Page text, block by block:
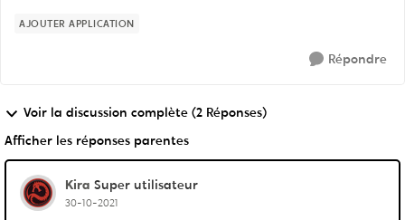
AJOUTER APPLICATION
Répondre
Voir la discussion complète (2 Réponses)
Afficher les réponses parentes
Kira Super utilisateur
30-10-2021